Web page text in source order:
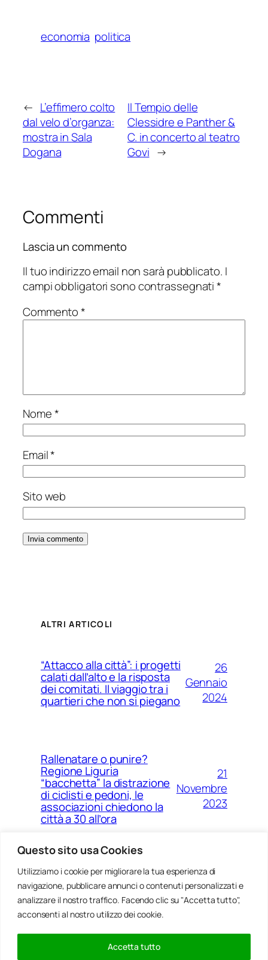
Questo sito usa Cookies
Utilizziamo i cookie per migliorare la tua esperienza di
navigazione, pubblicare annunci o contenuti personalizzati e
analizzare il nostro traffico. Facendo clic su "Accetta tutto",
acconsenti al nostro utilizzo dei cookie.
Accetta tutto
economia politica
← L’effimero colto
dal velo d’organza:
mostra in Sala
Dogana
Il Tempio delle
Clessidre e Panther &
C. in concerto al teatro
Govi →
Commenti
Lascia un commento
Il tuo indirizzo email non sarà pubblicato. I
campi obbligatori sono contrassegnati*
Commento*
Nome*
Email*
Sito web
ALTRI ARTICOLI
“Attacco alla città”: i progetti
calati dall’alto e la risposta
dei comitati. Il viaggio tra i
quartieri che non si piegano
26
Gennaio
2024
Rallenatare o punire?
Regione Liguria
“bacchetta” la distrazione
di ciclisti e pedoni, le
associazioni chiedono la
città a 30 all’ora
21
Novembre
2023
Ponte Morandi e quell’anno
zero che non è mai arrivato a
Genova
Agosto
2023